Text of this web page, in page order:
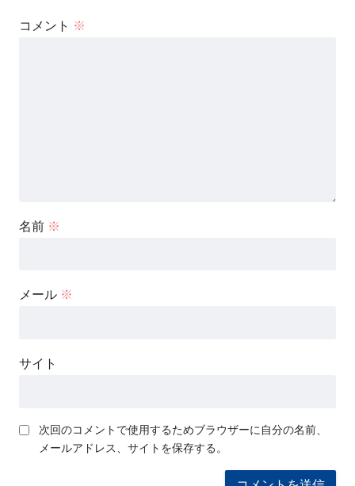
コメント ※
名前 ※
メール ※
サイト
次回のコメントで使用するためブラウザーに自分の名前、
メールアドレス、サイトを保存する。